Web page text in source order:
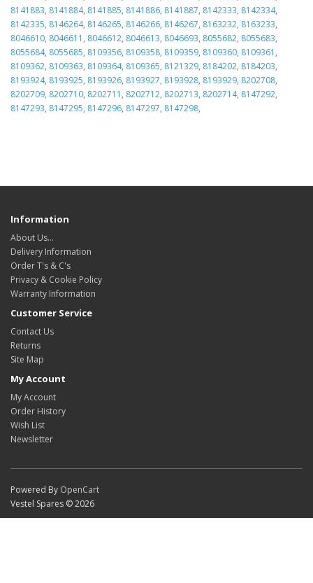
8141883, 8141884, 8141885, 8141886, 8141887, 8142333, 8142334,
8142335, 8146264, 8146265, 8146266, 8146267, 8163232, 8163233,
8046610, 8046611 , 8046612, 8046613, 8046693, 8055682, 8055683,
8055684, 8055685, 8109356, 8109358, 8109359, 8109360, 8109361 ,
8109362, 8109363, 8109364, 8109365, 8121329, 8184202, 8184203,
8193924, 8193925, 8193926, 8193927, 8193928, 8193929, 8202708,
8202709, 8202710, 8202711 , 8202712, 8202713, 8202714, 8147292,
8147293, 8147295, 8147296, 8147297, 8147298,
Information
About Us…
Delivery Information
Order T's & C's
Privacy & Cookie Policy
Warranty Information
Customer Service
Contact Us
Returns
Site Map
My Account
My Account
Order History
Wish List
Newsletter
Powered By OpenCart
Vestel Spares © 2026